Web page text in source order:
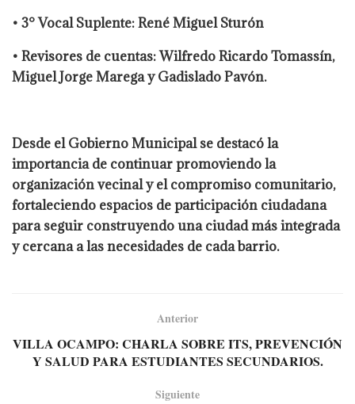
• 3° Vocal Suplente: René Miguel Sturón
• Revisores de cuentas: Wilfredo Ricardo Tomassín,
Miguel Jorge Marega y Gadislado Pavón.
Desde el Gobierno Municipal se destacó la
importancia de continuar promoviendo la
organización vecinal y el compromiso comunitario,
fortaleciendo espacios de participación ciudadana
para seguir construyendo una ciudad más integrada
y cercana a las necesidades de cada barrio.
Anterior
VILLA OCAMPO: CHARLA SOBRE ITS, PREVENCIÓN
Y SALUD PARA ESTUDIANTES SECUNDARIOS.
Siguiente